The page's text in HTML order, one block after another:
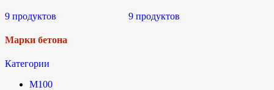
9 продуктов 9 продуктов
Марки бетона
Категории
М100